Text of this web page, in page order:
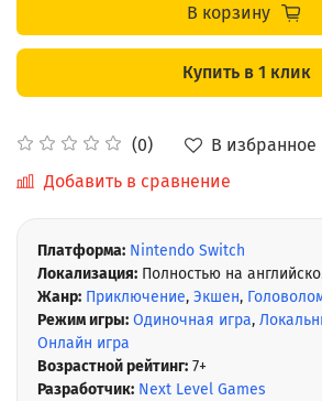
(0)
В избранное
Добавить в сравнение
В корзину
Купить в 1 клик
Платформа: Nintendo Switch
Локализация: Полностью на
Жанр: Приключение, Экшен,
Режим игры: Одиночная игра,
Онлайн игра
Возрастной рейтинг: 7+
Разработчик: Next Level Games